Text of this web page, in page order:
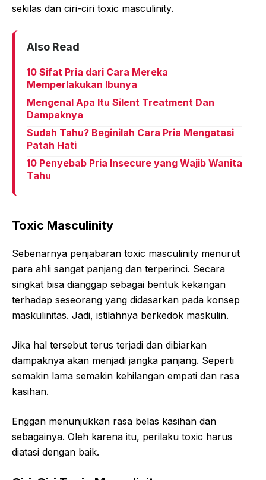
sekilas dan ciri-ciri toxic masculinity.
Also Read
10 Sifat Pria dari Cara Mereka
Memperlakukan Ibunya
Mengenal Apa Itu Silent Treatment Dan
Dampaknya
Sudah Tahu? Beginilah Cara Pria Mengatasi
Patah Hati
10 Penyebab Pria Insecure yang Wajib Wanita
Tahu
Toxic Masculinity
Sebenarnya penjabaran toxic masculinity menurut
para ahli sangat panjang dan terperinci. Secara
singkat bisa dianggap sebagai bentuk kekangan
terhadap seseorang yang didasarkan pada konsep
maskulinitas. Jadi, istilahnya berkedok maskulin.
Jika hal tersebut terus terjadi dan dibiarkan
dampaknya akan menjadi jangka panjang. Seperti
semakin lama semakin kehilangan empati dan rasa
kasihan.
Enggan menunjukkan rasa belas kasihan dan
sebagainya. Oleh karena itu, perilaku toxic harus
diatasi dengan baik.